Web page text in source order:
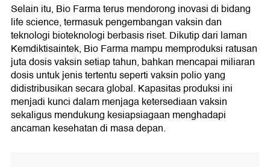
Selain itu, Bio Farma terus mendorong inovasi di bidang
life science, termasuk pengembangan vaksin dan
teknologi bioteknologi berbasis riset. Dikutip dari laman
Kemdiktisaintek, Bio Farma mampu memproduksi ratusan
juta dosis vaksin setiap tahun, bahkan mencapai miliaran
dosis untuk jenis tertentu seperti vaksin polio yang
didistribusikan secara global. Kapasitas produksi ini
menjadi kunci dalam menjaga ketersediaan vaksin
sekaligus mendukung kesiapsiagaan menghadapi
ancaman kesehatan di masa depan.